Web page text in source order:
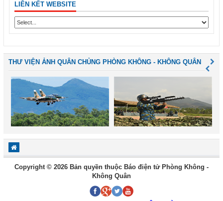
LIÊN KẾT WEBSITE
THƯ VIỆN ẢNH QUÂN CHỦNG PHÒNG KHÔNG - KHÔNG QUÂN
Copyright © 2026 Bản quyền thuộc Báo điện tử Phòng Không -
Không Quân